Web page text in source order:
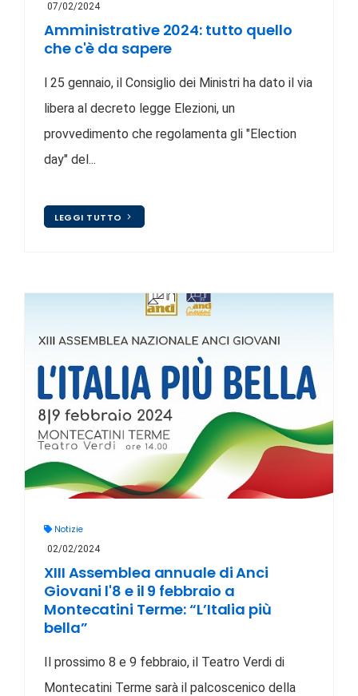
07/02/2024
Amministrative 2024: tutto quello
che c'è da sapere
l 25 gennaio, il Consiglio dei Ministri ha dato il via
libera al decreto legge Elezioni, un
provvedimento che regolamenta gli "Election
day" del...
LEGGI TUTTO
Notizie
02/02/2024
XIII Assemblea annuale di Anci
Giovani l'8 e il 9 febbraio a
Montecatini Terme: “L’Italia più
bella”
Il prossimo 8 e 9 febbraio, il Teatro Verdi di
Montecatini Terme sarà il palcoscenico della